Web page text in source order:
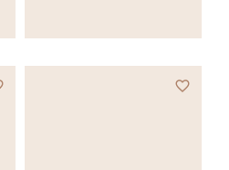
favorite_border